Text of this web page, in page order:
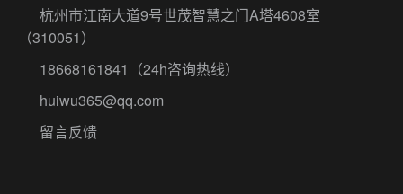
杭州市江南大道9号世茂智慧之门A塔4608室
（310051）
18668161841
（24h咨询热线）
huiwu365@qq.com
留言反馈